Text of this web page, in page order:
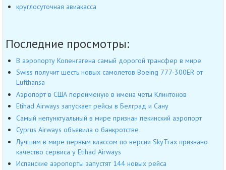
круглосуточная авиакасса
Последние просмотры:
В аэропорту Копенгагена самый дорогой трансфер в мире
Swiss получит шесть новых самолетов Boeing 777-300ER от
Lufthansa
Аэропорт в США переименую в имена четы Клинтонов
Etihad Airways запускает рейсы в Белград и Сану
Cамый непунктуальный в мире признан пекинский аэропорт
Cyprus Airways объявила о банкротстве
Лучшим в мире первым классом по версии SkyTrax признано
качество сервиса у Etihad Airways
Испанские аэропорты запустят 144 новых рейса